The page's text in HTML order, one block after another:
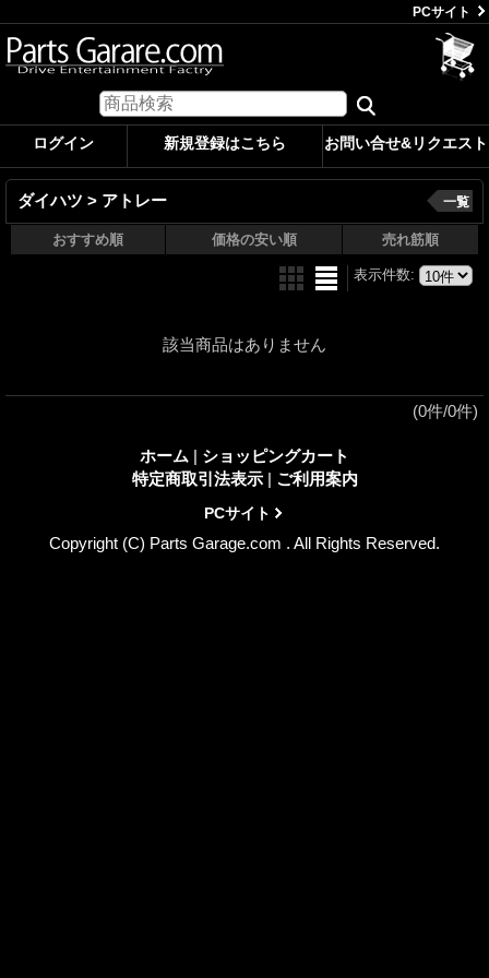
PCサイト
ログイン 新規登録はこちら お問い合せ&リクエスト
ダイハツ > アトレー 一覧
おすすめ順 価格の安い順 売れ筋順
表示件数:
該当商品はありません
(0件/0件)
ホーム | ショッピングカート
特定商取引法表示 | ご利用案内
PCサイト
Copyright (C) Parts Garage.com . All Rights Reserved.